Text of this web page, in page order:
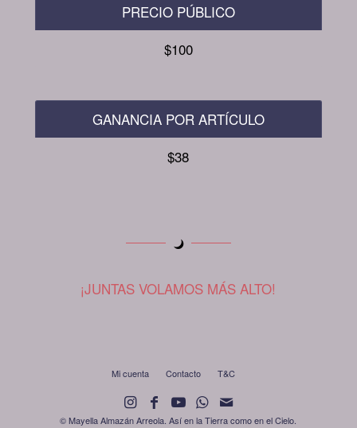
PRECIO PÚBLICO
$100
GANANCIA POR ARTÍCULO
$38
¡JUNTAS VOLAMOS MÁS ALTO!
© Mayella Almazán Arreola. Así en la Tierra como en el Cielo.
Mi cuenta Contacto T&C